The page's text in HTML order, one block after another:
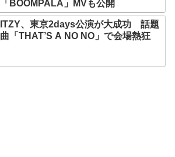
「BOOMPALA」MVも公開
ITZY、東京2days公演が大成功 話題
曲「THAT’S A NO NO」で会場熱狂